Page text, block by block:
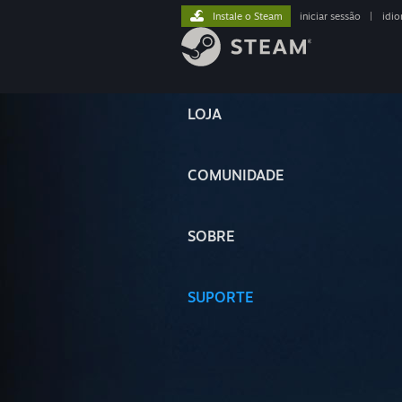
LOJA
COMUNIDADE
SOBRE
SUPORTE
Instale o Steam iniciar sessão